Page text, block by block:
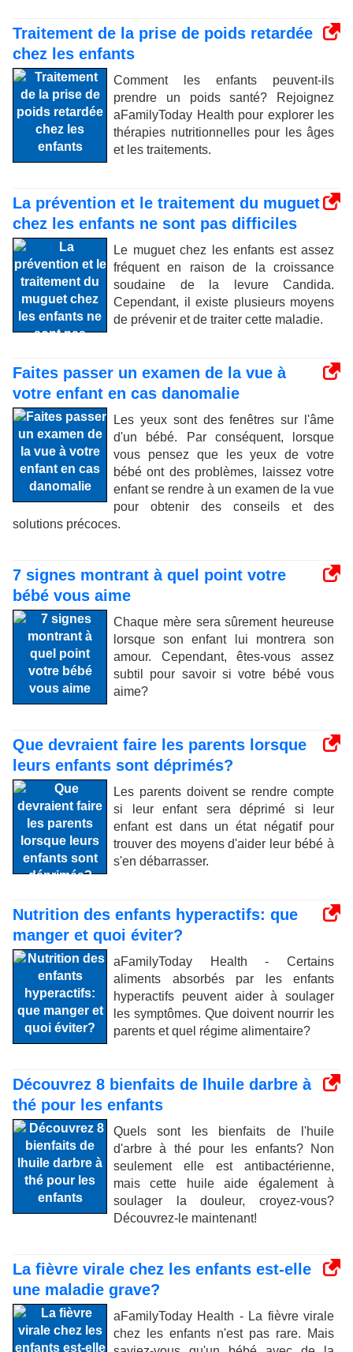
Traitement de la prise de poids retardée
chez les enfants
Comment les enfants peuvent-ils
prendre un poids santé? Rejoignez
aFamilyToday Health pour explorer les
thérapies nutritionnelles pour les âges
et les traitements.
La prévention et le traitement du muguet
chez les enfants ne sont pas difficiles
Le muguet chez les enfants est assez
fréquent en raison de la croissance
soudaine de la levure Candida.
Cependant, il existe plusieurs moyens
de prévenir et de traiter cette maladie.
Faites passer un examen de la vue à
votre enfant en cas danomalie
Les yeux sont des fenêtres sur l'âme
d'un bébé. Par conséquent, lorsque
vous pensez que les yeux de votre
bébé ont des problèmes, laissez votre
enfant se rendre à un examen de la vue
pour obtenir des conseils et des
solutions précoces.
7 signes montrant à quel point votre
bébé vous aime
Chaque mère sera sûrement heureuse
lorsque son enfant lui montrera son
amour. Cependant, êtes-vous assez
subtil pour savoir si votre bébé vous
aime?
Que devraient faire les parents lorsque
leurs enfants sont déprimés?
Les parents doivent se rendre compte
si leur enfant sera déprimé si leur
enfant est dans un état négatif pour
trouver des moyens d'aider leur bébé à
s'en débarrasser.
Nutrition des enfants hyperactifs: que
manger et quoi éviter?
aFamilyToday Health - Certains
aliments absorbés par les enfants
hyperactifs peuvent aider à soulager
les symptômes. Que doivent nourrir les
parents et quel régime alimentaire?
Découvrez 8 bienfaits de lhuile darbre à
thé pour les enfants
Quels sont les bienfaits de l'huile
d'arbre à thé pour les enfants? Non
seulement elle est antibactérienne,
mais cette huile aide également à
soulager la douleur, croyez-vous?
Découvrez-le maintenant!
La fièvre virale chez les enfants est-elle
une maladie grave?
aFamilyToday Health - La fièvre virale
chez les enfants n'est pas rare. Mais